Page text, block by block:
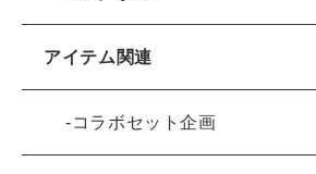
アイテム関連
コラボセット企画